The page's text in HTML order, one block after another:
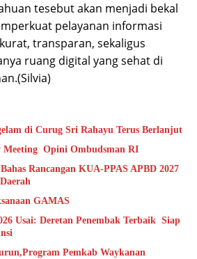
tesebut akan menjadi bekal
pelayanan informasi
transparan, sekaligus
ruang digital yang sehat di
Pencarian Korban Tenggelam di Curug Sri Rahayu Terus Berlanjut
Opini Ombudsman RI
Rancangan KUA-PPAS APBD 2027
GAMAS
Usai: Deretan Penembak Terbaik Siap
Pemkab Waykanan